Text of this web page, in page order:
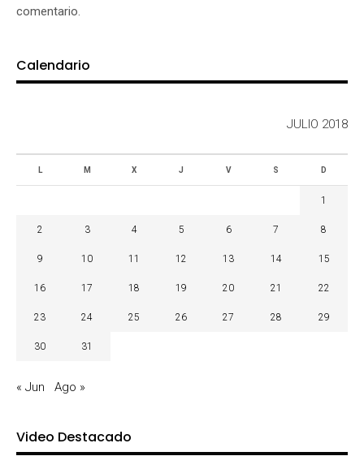
comentario.
Calendario
JULIO 2018
L M X J V S D
1
2 3 4 5 6 7 8
9 10 11 12 13 14 15
16 17 18 19 20 21 22
23 24 25 26 27 28 29
30 31
« Jun Ago »
Video Destacado